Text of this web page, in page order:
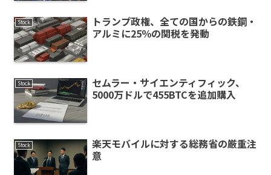
Stock
トランプ政権、全ての国からの鉄鋼・
アルミに25％の関税を発動
Stock
セムラー・サイエンティフィック、
5000万ドルで455BTCを追加購入
Stock
楽天モバイルに対する総務省の厳重注
意